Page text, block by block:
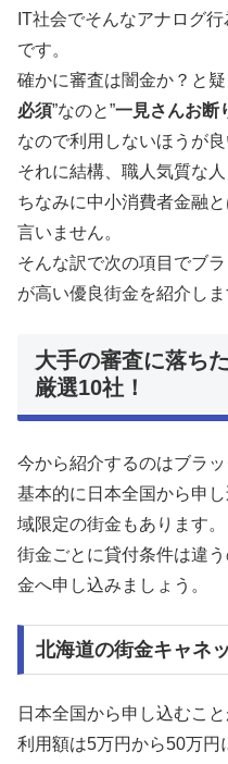
IT社会でそんなアナログ
です。
確かに審査は闇金か？と
必須”なのと”一見さんお断
なので利用しないほうが良
それに結構、職人気質な
ちなみに中小消費者金融
言いません。
そんな訳で次の項目でブ
が高い優良街金を紹介しま
大手の審査に落ち
厳選10社！
今から紹介するのはブラ
基本的に日本全国から申
域限定の街金もあります。
街金ごとに貸付条件は違
金へ申し込みましょう。
北海道の街金キャネ
日本全国から申し込むこと
利用額は5万円から50万円